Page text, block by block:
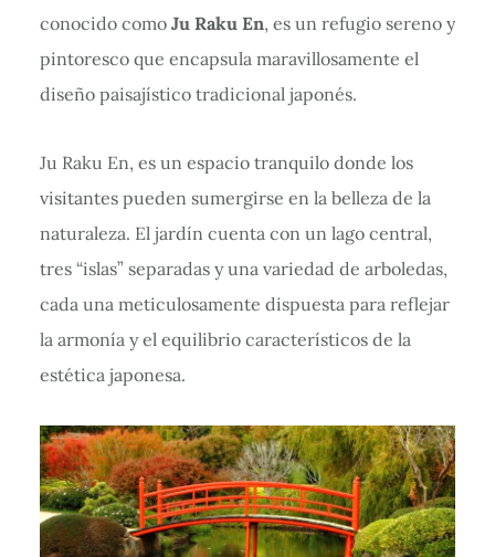
conocido como Ju Raku En, es un refugio sereno y
pintoresco que encapsula maravillosamente el
diseño paisajístico tradicional japonés.
Ju Raku En, es un espacio tranquilo donde los
visitantes pueden sumergirse en la belleza de la
naturaleza. El jardín cuenta con un lago central,
tres “islas” separadas y una variedad de arboledas,
cada una meticulosamente dispuesta para reflejar
la armonía y el equilibrio característicos de la
estética japonesa.